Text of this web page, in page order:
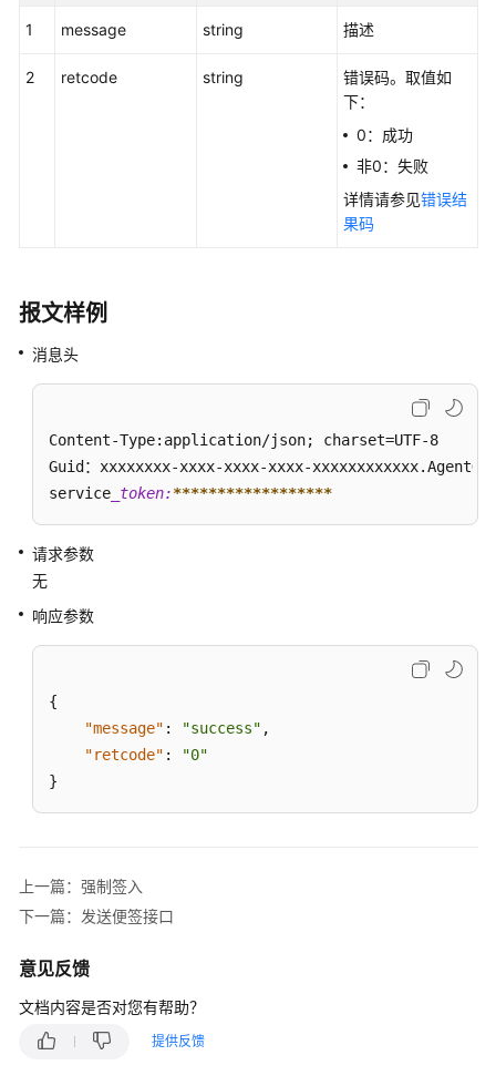
接
指
座
置
技
否
自
技
能
闲
1 message string 描述
2 retcode string
错误码。取值如
下：
0：成功
非0：失败
详情请参见错误结
果码
报文样例
消息头
Content-Type:application/json; charset=UTF-8
Guid：xxxxxxxx-xxxx-xxxx-xxxx-
service _token:******************
请求参数
无
响应参数
{
"message" : "success" ,
"retcode" :
"0"
}
上一篇：强制签入
下一篇：发送便签接口
意见反馈
文档内容是否对您有帮助？
提供反馈